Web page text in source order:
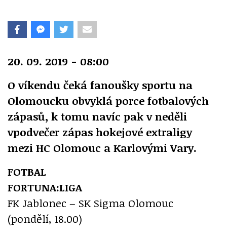
20. 09. 2019 - 08:00
O víkendu čeká fanoušky sportu na
Olomoucku obvyklá porce fotbalových
zápasů, k tomu navíc pak v neděli
vpodvečer zápas hokejové extraligy
mezi HC Olomouc a Karlovými Vary.
FOTBAL
FORTUNA:LIGA
FK Jablonec – SK Sigma Olomouc
(pondělí, 18.00)